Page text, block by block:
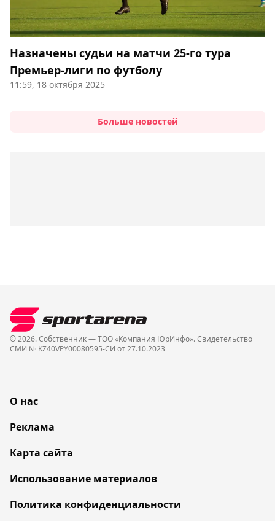
Назначены судьи на матчи 25-го тура
Премьер-лиги по футболу
11:59, 18 октября 2025
Больше новостей
© 2026. Собственник — ТОО «Компания ЮрИнфо». Cвидетельство
СМИ № KZ40VPY00080595-СИ от 27.10.2023
О нас
Реклама
Карта сайта
Использование материалов
Политика конфиденциальности